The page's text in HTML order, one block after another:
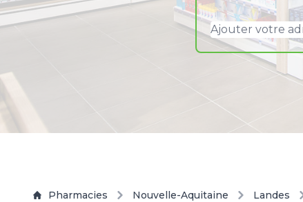
Pharmacies Nouvelle-Aquitaine Landes